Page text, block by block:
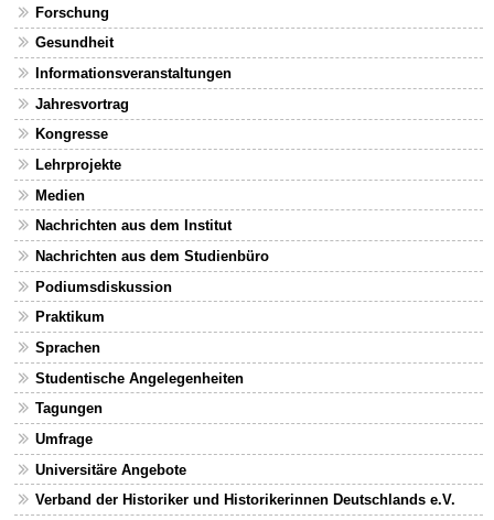
Forschung
Gesundheit
Informationsveranstaltungen
Jahresvortrag
Kongresse
Lehrprojekte
Medien
Nachrichten aus dem Institut
Nachrichten aus dem Studienbüro
Podiumsdiskussion
Praktikum
Sprachen
Studentische Angelegenheiten
Tagungen
Umfrage
Universitäre Angebote
Verband der Historiker und Historikerinnen Deutschlands e.V.